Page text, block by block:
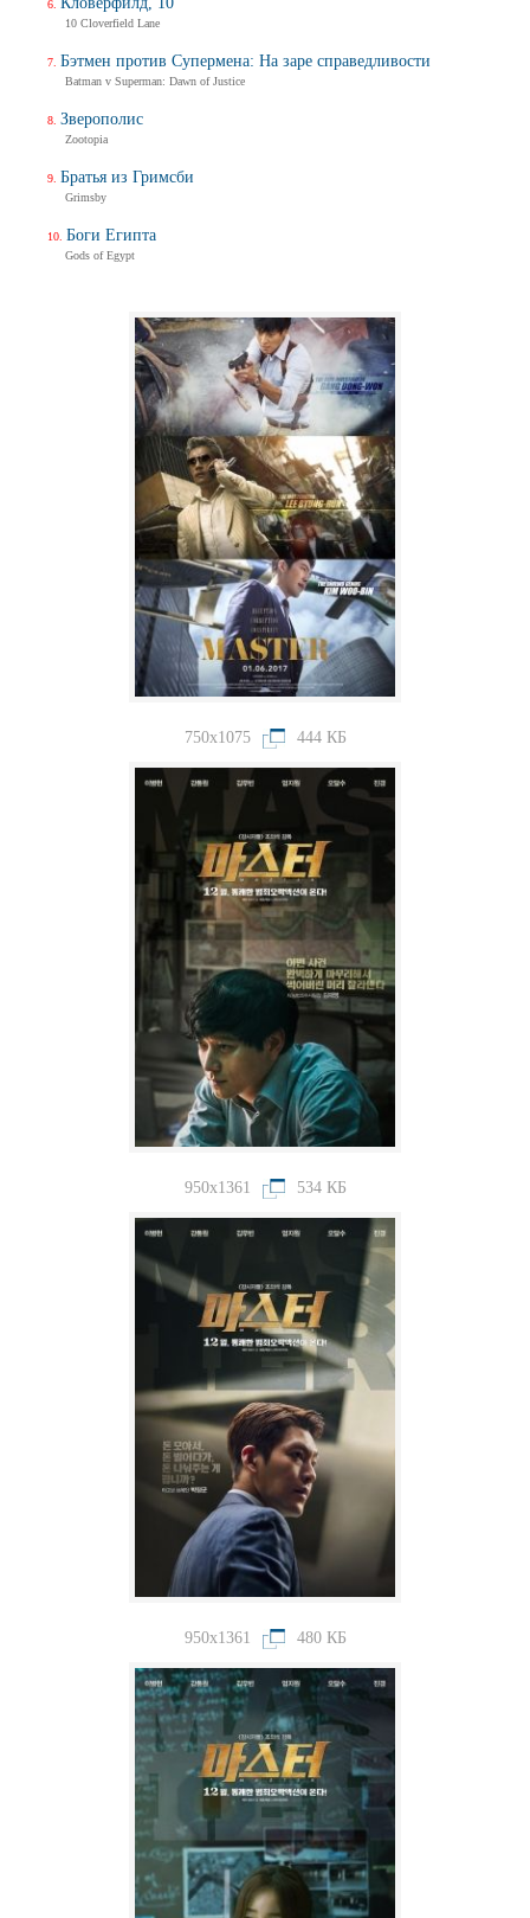
750x1075 444 КБ
950x1361 534 КБ
950x1361 480 КБ
10 Cloverfield Lane
Бэтмен против Супермена: На заре справедливости
Batman v Superman: Dawn of Justice
Зверополис
Zootopia
Братья из Гримсби
Grimsby
Боги Египта
Gods of Egypt